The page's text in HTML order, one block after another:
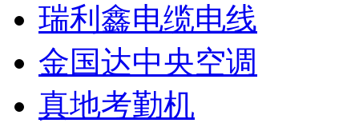
瑞利鑫电缆电线
金国达中央空调
真地考勤机